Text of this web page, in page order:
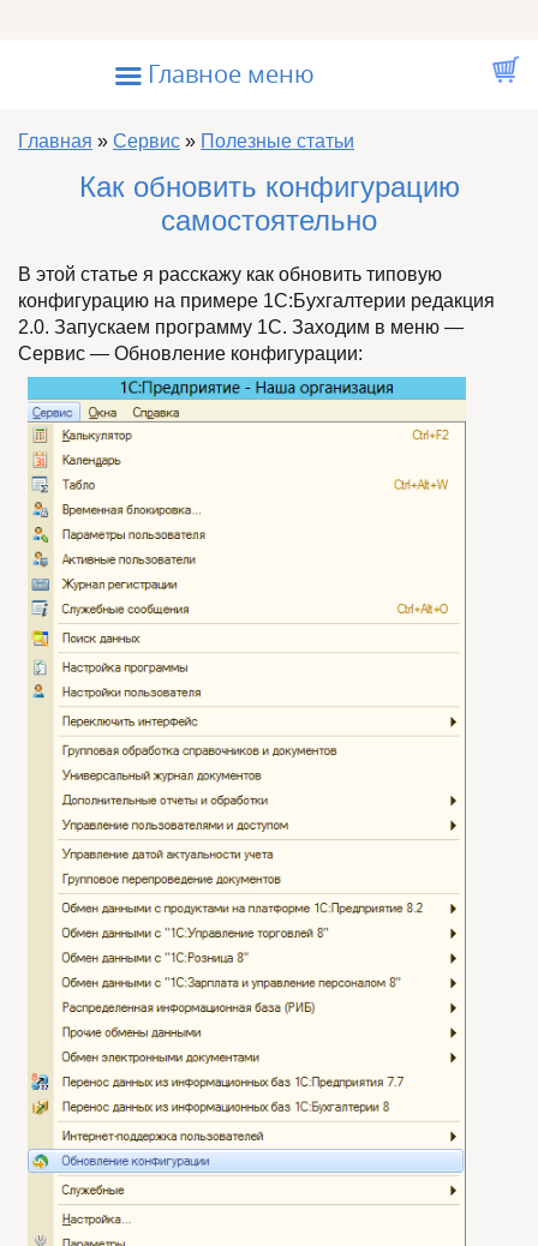
☰ Главное меню
Вы здесь
Главная » Сервис » Полезные статьи
Как обновить конфигурацию
самостоятельно
В этой статье я расскажу как обновить типовую
конфигурацию на примере 1С:Бухгалтерии редакция
2.0. Запускаем программу 1С. Заходим в меню —
Сервис — Обновление конфигурации: